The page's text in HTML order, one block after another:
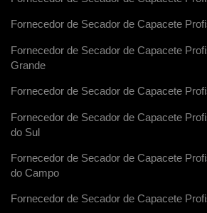
Fornecedor de Secador de Capacete
Fornecedor de Secador de Capacete
Grande
Fornecedor de Secador de Capacete
Fornecedor de Secador de Capacete
do Sul
Fornecedor de Secador de Capacete
do Campo
Fornecedor de Secador de Capacete